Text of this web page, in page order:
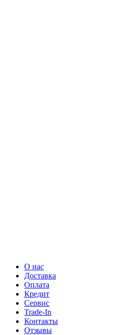
О нас
Доставка
Оплата
Кредит
Сервис
Trade-In
Контакты
Отзывы